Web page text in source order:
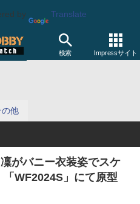
by Translate
検索 Impressサイト
の他
がバニー衣装姿でスケ
WF2024S」にて原型